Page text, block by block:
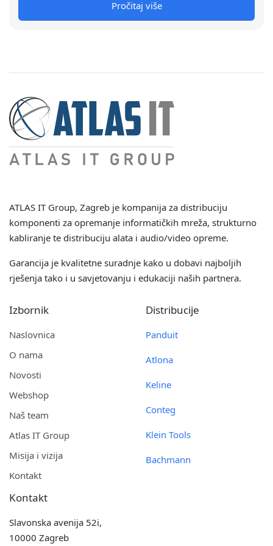
Pročitaj više
ATLAS IT Group, Zagreb je kompanija za distribuciju
komponenti za opremanje informatičkih mreža, strukturno
kabliranje te distribuciju alata i audio/video opreme.
Garancija je kvalitetne suradnje kako u dobavi najboljih
rješenja tako i u savjetovanju i edukaciji naših partnera.
Izbornik
Naslovnica
O nama
Novosti
Webshop
Naš team
Atlas IT Group
Misija i vizija
Kontakt
Distribucije
Panduit
Atlona
Keline
Conteg
Klein Tools
Bachmann
Kontakt
Slavonska avenija 52i,
10000 Zagreb